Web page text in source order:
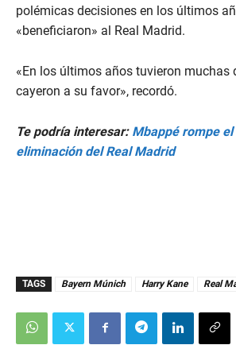
polémicas decisiones en los últimos
«beneficiaron» al Real Madrid.
«En los últimos años tuvieron muchas
cayeron a su favor», recordó.
Te podría interesar: Mbappé rompe
eliminación del Real Madrid
TAGS Bayern Múnich Harry Kane Real